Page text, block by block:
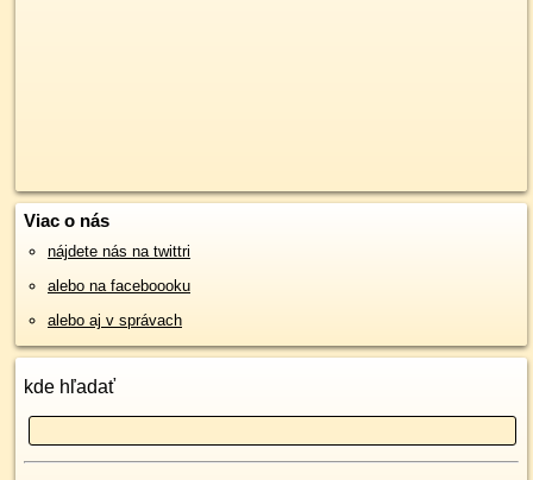
Viac o nás
nájdete nás na twittri
alebo na faceboooku
alebo aj v správach
kde hľadať